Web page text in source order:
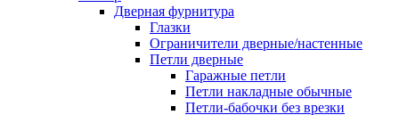
Дверная фурнитура
Глазки
Ограничители дверные/настенные
Петли дверные
Гаражные петли
Петли накладные обычные
Петли-бабочки без врезки